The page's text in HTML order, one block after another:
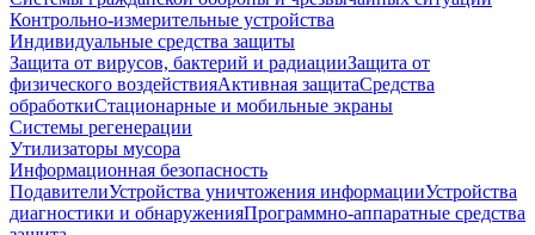
Контрольно-измерительные устройства
Индивидуальные средства защиты
Защита от вирусов, бактерий и радиацииЗащита от
физического воздействияАктивная защитаСредства
обработкиСтационарные и мобильные экраны
Системы регенерации
Утилизаторы мусора
Информационная безопасность
ПодавителиУстройства уничтожения информацииУстройства
диагностики и обнаруженияПрограммно-аппаратные средства